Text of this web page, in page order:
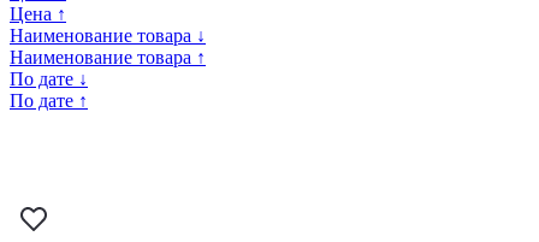
Цена ↑
Наименование товара ↓
Наименование товара ↑
По дате ↓
По дате ↑